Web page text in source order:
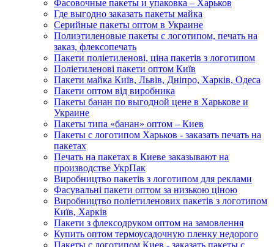
Фасовочные пакеты и упаковка – Харьков
Где выгодно заказать пакеты майка
Серийные пакеты оптом в Украине
Полиэтиленовые пакеты с логотипом, печать на
заказ, флексопечать
Пакети поліетиленові, ціна пакетів з логотипом
Поліетиленові пакети оптом Київ
Пакети майка Київ, Львів, Дніпро, Харків, Одеса
Пакети оптом від виробника
Пакеты банан по выгодной цене в Харькове и
Украине
Пакеты типа «банан» оптом – Киев
Пакеты с логотипом Харьков - заказать печать на
пакетах
Печать на пакетах в Киеве заказывают на
производстве УкрПак
Виробництво пакетів з логотипом для реклами
Фасувальні пакети оптом за низькою ціною
Виробництво поліетиленових пакетів з логотипом
Київ, Харків
Пакети з флексодруком оптом на замовлення
Купить оптом термоусадочную пленку недорого
Пакеты с логотипом Киев - заказать пакеты с